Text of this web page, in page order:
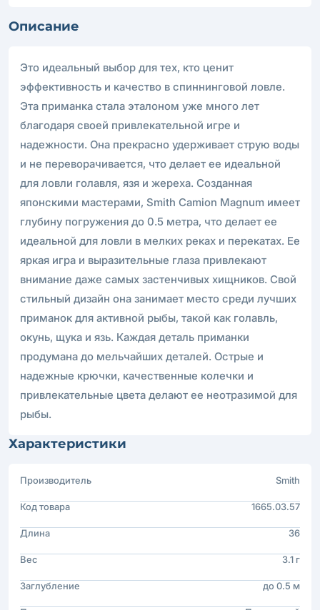
Описание
Это идеальный выбор для тех, кто ценит
эффективность и качество в спиннинговой ловле.
Эта приманка стала эталоном уже много лет
благодаря своей привлекательной игре и
надежности. Она прекрасно удерживает струю воды
и не переворачивается, что делает ее идеальной
для ловли голавля, язя и жереха. Созданная
японскими мастерами, Smith Camion Magnum имеет
глубину погружения до 0.5 метра, что делает ее
идеальной для ловли в мелких реках и перекатах. Ее
яркая игра и выразительные глаза привлекают
внимание даже самых застенчивых хищников. Свой
стильный дизайн она занимает место среди лучших
приманок для активной рыбы, такой как голавль,
окунь, щука и язь. Каждая деталь приманки
продумана до мельчайших деталей. Острые и
надежные крючки, качественные колечки и
привлекательные цвета делают ее неотразимой для
рыбы.
Характеристики
Производитель Smith
Код товара 1665.03.57
Длина 36
Вес 3.1 г
Заглубление до 0.5 м